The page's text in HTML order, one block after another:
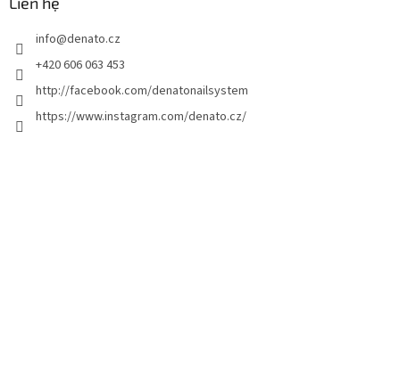
info@denato.cz
+420 606 063 453
http://facebook.com/denatonailsystem
https://www.instagram.com/denato.cz/